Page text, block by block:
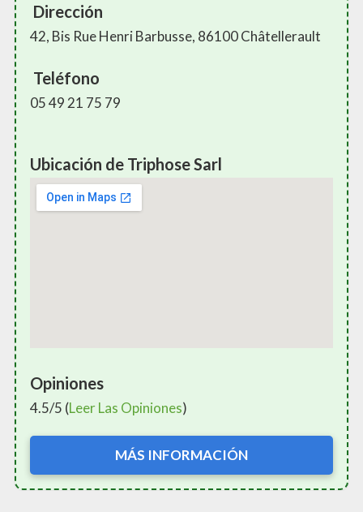
Dirección
42, Bis Rue Henri Barbusse, 86100 Châtellerault
Teléfono
05 49 21 75 79
Ubicación de Triphose Sarl
Opiniones
4.5/5 (Leer Las Opiniones)
MÁS INFORMACIÓN